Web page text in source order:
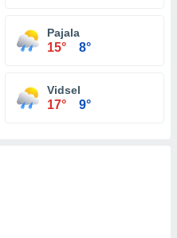
Pajala
15° 8°
Vidsel
17° 9°